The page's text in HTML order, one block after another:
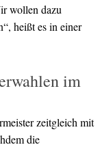
wollen dazu
heißt es in einer
im
zeitgleich mit
die